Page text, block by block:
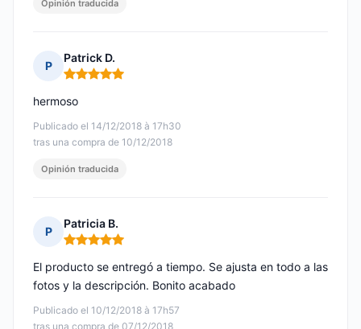
Opinión traducida
P
Patrick D.
Nota: 5 de 5
Publicado el 14/12/2018 à 17h30
tras una compra de 10/12/2018
hermoso
Opinión traducida
P
Patricia B.
Nota: 5 de 5
Publicado el 10/12/2018 à 17h57
tras una compra de 07/12/2018
El producto se entregó a tiempo. Se ajusta en todo a las
fotos y la descripción. Bonito acabado